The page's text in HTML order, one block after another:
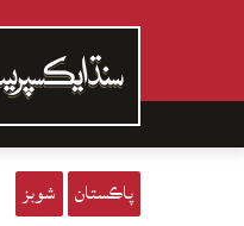
پاڪستان شوبز